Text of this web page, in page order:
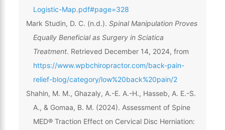
Logistic-Map.pdf#page=328
Mark Studin, D. C. (n.d.). Spinal Manipulation Proves
Equally Beneficial as Surgery in Sciatica
Treatment. Retrieved December 14, 2024, from
https://www.wpbchiropractor.com/back-pain-
relief-blog/category/low%20back%20pain/2
Shahin, M. M., Ghazaly, A.-E. A.-H., Hasseb, A. E.-S.
A., & Gomaa, B. M. (2024). Assessment of Spine
MED® Traction Effect on Cervical Disc Herniation: